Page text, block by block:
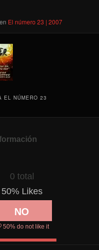
en El número 23 | 2007
EL NÚMERO 23
0 total
50% Likes
NO
50% do not like it